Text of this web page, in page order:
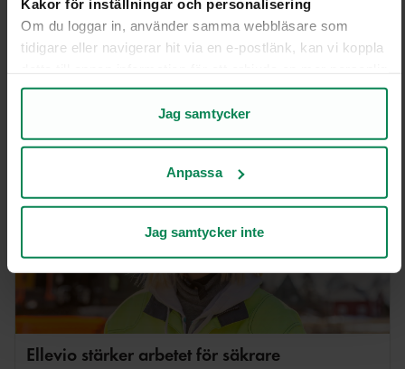
Kakor för inställningar och personalisering
Om du loggar in, använder samma webbläsare som
tidigare eller navigerar hit via en e-postlänk, kan vi koppla
upplevelse på webbplatsen och i vår kommunikation.
Kakor för statistik och analys av användarbeteende
Genom att analysera hur du använder webbplatsen får vi
Kakor för marknadsföring
mottagarna av vår marknadsföring.
Du kan när som helst återkalla ditt samtycke genom att
klicka på Hantera kakor i slutet av varje sida.
Jag samtycker
Anpassa
Jag samtycker inte
Ellevio stärker arbetet för säkrare